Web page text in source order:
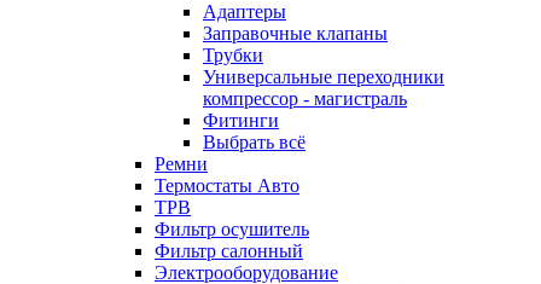
Адаптеры
Заправочные клапаны
Трубки
Универсальные переходники
компрессор - магистраль
Фитинги
Выбрать всё
Ремни
Термостаты Авто
ТРВ
Фильтр осушитель
Фильтр салонный
Электрооборудование